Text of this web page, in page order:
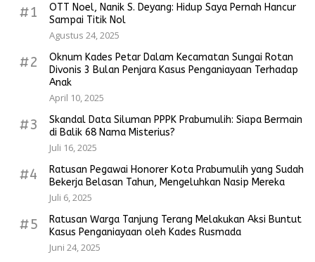
#1
OTT Noel, Nanik S. Deyang: Hidup Saya Pernah Hancur
Sampai Titik Nol
Agustus 24, 2025
#2
Oknum Kades Petar Dalam Kecamatan Sungai Rotan
Divonis 3 Bulan Penjara Kasus Penganiayaan Terhadap
Anak
April 10, 2025
#3
Skandal Data Siluman PPPK Prabumulih: Siapa Bermain
di Balik 68 Nama Misterius?
Juli 16, 2025
#4
Ratusan Pegawai Honorer Kota Prabumulih yang Sudah
Bekerja Belasan Tahun, Mengeluhkan Nasip Mereka
Juli 6, 2025
#5
Ratusan Warga Tanjung Terang Melakukan Aksi Buntut
Kasus Penganiayaan oleh Kades Rusmada
Juni 24, 2025